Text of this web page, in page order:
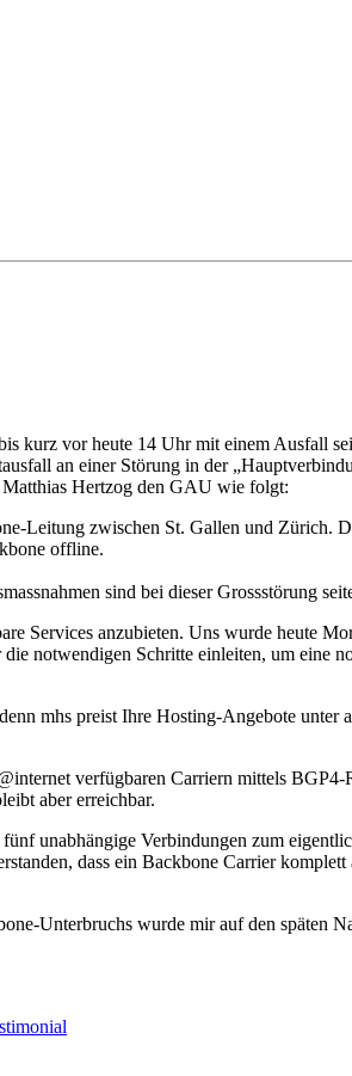
kurz vor heute 14 Uhr mit einem Ausfall
an einer Störung in der
Hertzog den GAU wie folgt:
Leitung zwischen St. Gallen und Zürich.
offline.
sind bei dieser Grossstörung
Services anzubieten. Uns wurde heute
notwendigen Schritte einleiten, um eine
mhs preist Ihre Hosting-Angebote unter
verfügbaren Carriern mittels
aber erreichbar.
unabhängige Verbindungen zum
dass ein Backbone Carrier
Unterbruchs wurde mir auf den späten